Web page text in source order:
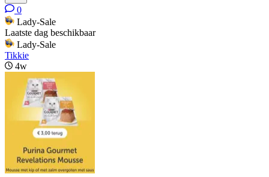
0
Lady-Sale
Laatste dag beschikbaar
Lady-Sale
Tikkie
4w